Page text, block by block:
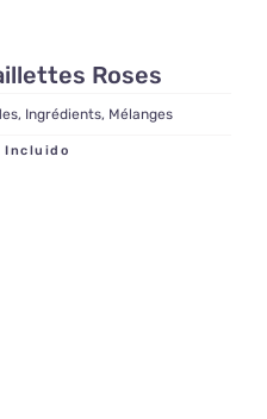
Roses
, Ingrédients, Mélanges
Incluido